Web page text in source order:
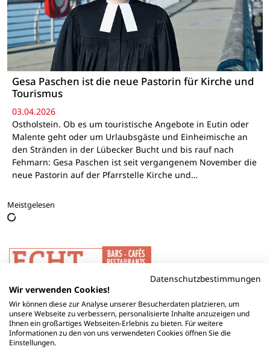
Gesa Paschen ist die neue Pastorin für Kirche und
Tourismus
03.04.2026
Ostholstein. Ob es um touristische Angebote in Eutin oder
Malente geht oder um Urlaubsgäste und Einheimische an
den Stränden in der Lübecker Bucht und bis rauf nach
Fehmarn: Gesa Paschen ist seit vergangenem November die
neue Pastorin auf der Pfarrstelle Kirche und…
Meistgelesen
Datenschutzbestimmungen
Wir verwenden Cookies!
Wir können diese zur Analyse unserer Besucherdaten platzieren, um
unsere Webseite zu verbessern, personalisierte Inhalte anzuzeigen und
Ihnen ein großartiges Webseiten-Erlebnis zu bieten. Für weitere
Informationen zu den von uns verwendeten Cookies öffnen Sie die
Einstellungen.